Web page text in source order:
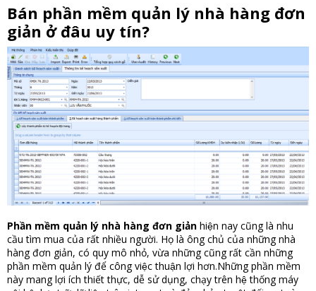
Bán phần mềm quản lý nhà hàng đơn
giản ở đâu uy tín?
Phần mềm quản lý nhà hàng đơn giản hiện nay cũng là nhu
cầu tìm mua của rất nhiều người. Họ là ông chủ của những nhà
hàng đơn giản, có quy mô nhỏ, vừa những cũng rất cần những
phần mềm quản lý để công việc thuận lợi hơn.Những phần mềm
này mang lợi ích thiết thực, dễ sử dụng, chạy trên hệ thống máy